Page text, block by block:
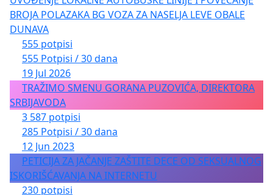
BROJA POLAZAKA BG VOZA ZA NASELJA LEVE OBALE
DUNAVA
555 potpisi
555 Potpisi / 30 dana
19 Jul 2026
TRAŽIMO SMENU GORANA PUZOVIĆA, DIREKTORA
SRBIJAVODA
3 587 potpisi
285 Potpisi / 30 dana
12 Jun 2023
PETICIJA ZA JAČANJE ZAŠTITE DECE OD SEKSUALNOG
ISKORIŠĆAVANJA NA INTERNETU
230 potpisi